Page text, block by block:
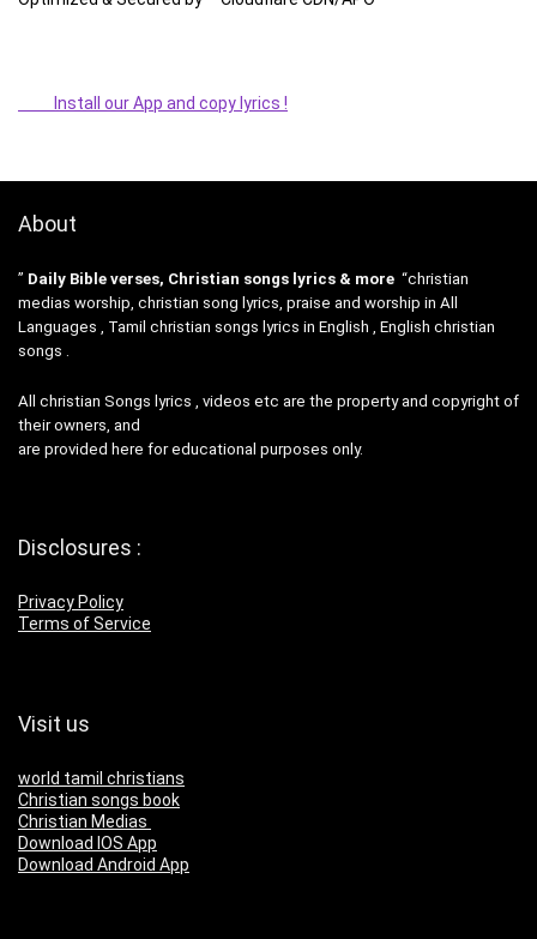
Install our App and copy lyrics !
About
” Daily Bible verses, Christian songs lyrics & more “christian
medias worship, christian song lyrics, praise and worship in All
Languages , Tamil christian songs lyrics in English , English christian
songs .
All christian Songs lyrics , videos etc are the property and copyright of
their owners, and
are provided here for educational purposes only.
Disclosures :
Privacy Policy
Terms of Service
Visit us
world tamil christians
Christian songs book
Christian Medias
Download IOS App
Download Android App